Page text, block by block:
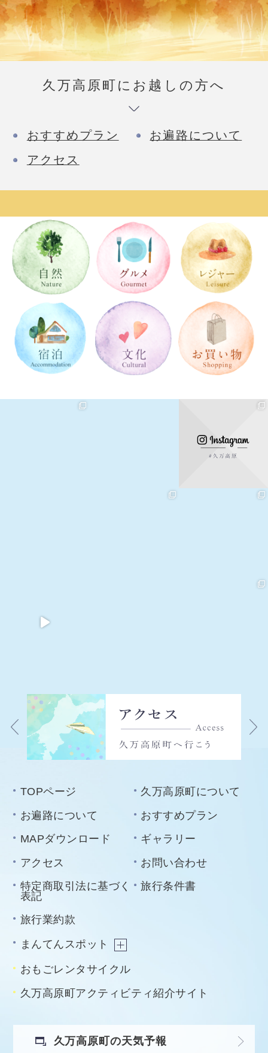
久万高原町にお越しの方へ
おすすめプラン
お遍路について
アクセス
TOPページ
久万高原町について
お遍路について
おすすめプラン
MAPダウンロード
ギャラリー
アクセス
お問い合わせ
特定商取引法に基づく
表記
旅行条件書
旅行業約款
まんてんスポット
おもごレンタサイクル
久万高原町アクティビティ紹介サイト
久万高原町の天気予報